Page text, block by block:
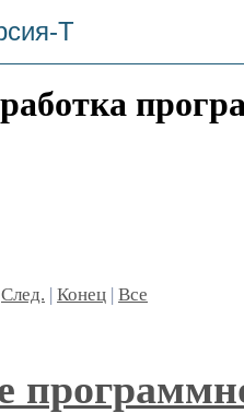
Т
След. | Конец | Все